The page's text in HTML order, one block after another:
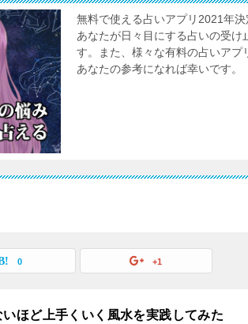
無料で使える占いアプリ2021年
あなたが日々目にする占いの受け
す。また、様々な有料の占いア
あなたの参考になれば幸いです。
0 +1
ほど上手くいく風水を実践してみた